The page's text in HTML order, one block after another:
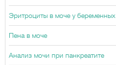
Эритроциты в моче у беременных
Пена в моче
Анализ мочи при панкреатите